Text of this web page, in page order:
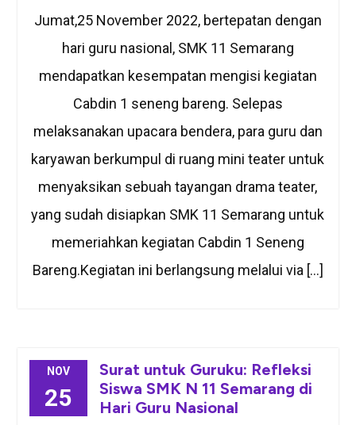
Jumat,25 November 2022, bertepatan dengan
hari guru nasional, SMK 11 Semarang
mendapatkan kesempatan mengisi kegiatan
Cabdin 1 seneng bareng. Selepas
melaksanakan upacara bendera, para guru dan
karyawan berkumpul di ruang mini teater untuk
menyaksikan sebuah tayangan drama teater,
yang sudah disiapkan SMK 11 Semarang untuk
memeriahkan kegiatan Cabdin 1 Seneng
Bareng.Kegiatan ini berlangsung melalui via […]
NOV
25
Surat untuk Guruku: Refleksi
Siswa SMK N 11 Semarang di
Hari Guru Nasional